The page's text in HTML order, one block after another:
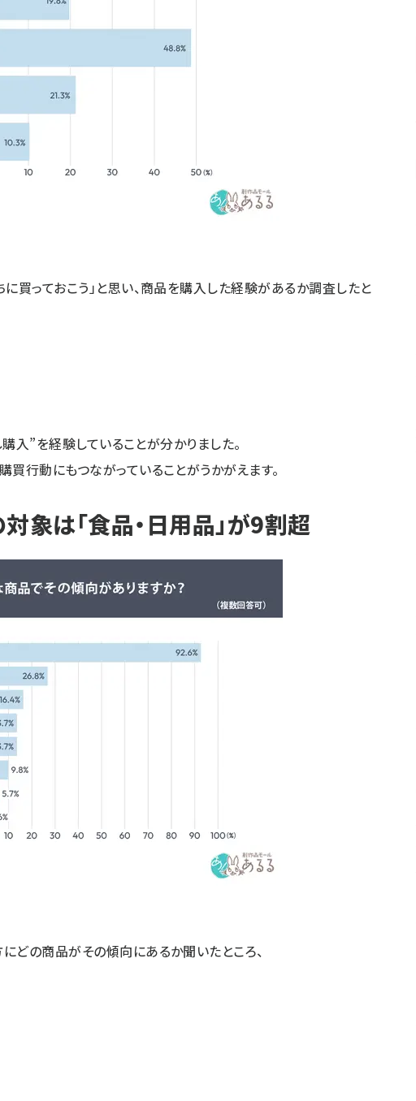
買っておこう」と思い、商品を購入した経験があるか調査したと
入”を経験していることが分かりました。
行動にもつながっていることがうかがえます。
象は「食品・日用品」が9割超
どの商品がその傾向にあるか聞いたところ、